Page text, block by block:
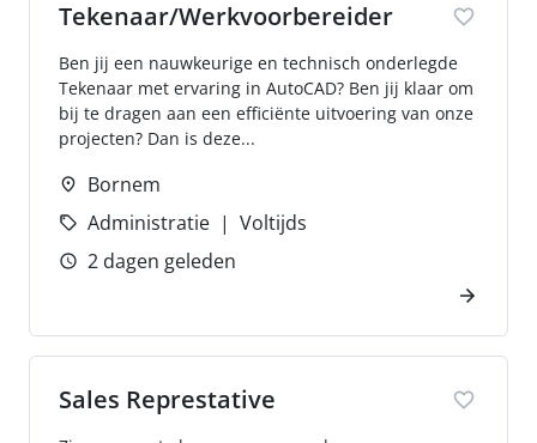
Tekenaar/Werkvoorbereider
Ben jij een nauwkeurige en technisch onderlegde
Tekenaar met ervaring in AutoCAD? Ben jij klaar om
bij te dragen aan een efficiënte uitvoering van onze
projecten? Dan is deze...
Bornem
Administratie
Voltijds
2 dagen geleden
Sales Represtative